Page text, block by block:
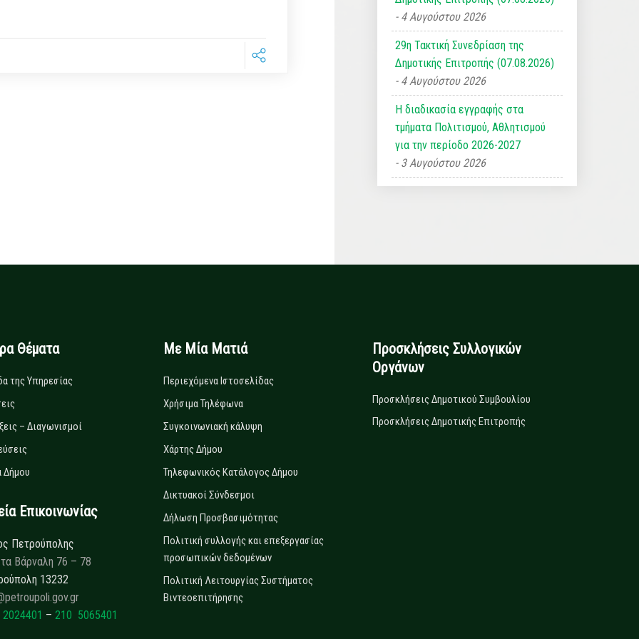
4 Αυγούστου 2026
29η Τακτική Συνεδρίαση της
Δημοτικής Επιτροπής (07.08.2026)
4 Αυγούστου 2026
Η διαδικασία εγγραφής στα
τμήματα Πολιτισμού, Αθλητισμού
για την περίοδο 2026-2027
3 Αυγούστου 2026
Θέματα
της Υπηρεσίας
– Διαγωνισμοί
Δήμου
Επικοινωνίας
Πετρούπολης
Βάρναλη 76 – 78
13232
– 210 5065401
Με Μία Ματιά
Περιεχόμενα Ιστοσελίδας
Χρήσιμα Τηλέφωνα
Συγκοινωνιακή κάλυψη
Χάρτης Δήμου
Τηλεφωνικός Κατάλογος Δήμου
Δικτυακοί Σύνδεσμοι
Δήλωση Προσβασιμότητας
Πολιτική συλλογής και επεξεργασίας
προσωπικών δεδομένων
Πολιτική Λειτουργίας Συστήματος
Βιντεοεπιτήρησης
Προσκλήσεις Συλλογικών
Οργάνων
Προσκλήσεις Δημοτικού Συμβουλίου
Προσκλήσεις Δημοτικής Επιτροπής